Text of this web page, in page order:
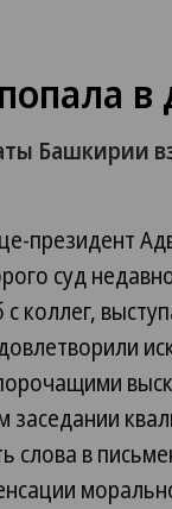
в
Башкирии
президент
суд
коллег,
заседании
слова в